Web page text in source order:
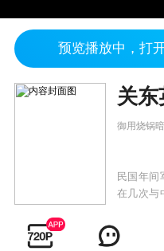
预览播放中，打
关
御用烧锅
民国年间
在几次与
首的先遣